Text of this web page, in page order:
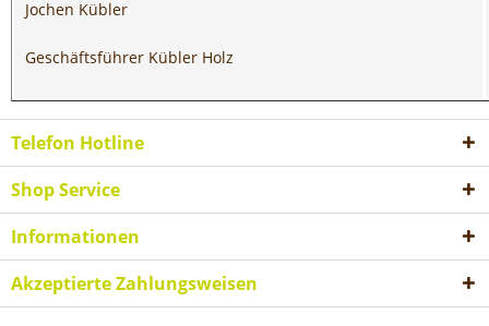
Jochen Kübler
Geschäftsführer Kübler Holz
Telefon Hotline
Shop Service
Informationen
Akzeptierte Zahlungsweisen